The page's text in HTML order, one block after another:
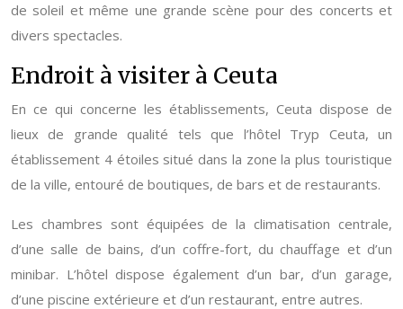
de soleil et même une grande scène pour des concerts et
divers spectacles.
Endroit à visiter à Ceuta
En ce qui concerne les établissements, Ceuta dispose de
lieux de grande qualité tels que l’hôtel Tryp Ceuta, un
établissement 4 étoiles situé dans la zone la plus touristique
de la ville, entouré de boutiques, de bars et de restaurants.
Les chambres sont équipées de la climatisation centrale,
d’une salle de bains, d’un coffre-fort, du chauffage et d’un
minibar. L’hôtel dispose également d’un bar, d’un garage,
d’une piscine extérieure et d’un restaurant, entre autres.